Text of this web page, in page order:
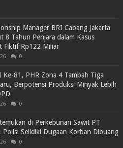
Manager BRI Cabang Jakarta
8 Tahun Penjara dalam Kasus
Fiktif Rp122 Miliar
0
Ke-81, PHR Zona 4 Tambah Tiga
Berpotensi Produksi Minyak Lebih
0
di Perkebunan Sawit PT
Polisi Selidiki Dugaan Korban Dibuang
0